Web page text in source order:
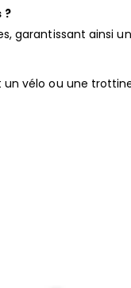
?
garantissant ainsi
vélo ou une